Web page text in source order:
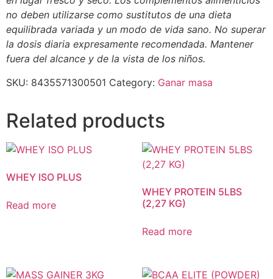
no deben utilizarse como sustitutos de una dieta
equilibrada variada y un modo de vida sano. No superar
la dosis diaria expresamente recomendada. Mantener
fuera del alcance y de la vista de los niños.
SKU: 8435571300501 Category: Ganar masa
Related products
WHEY ISO PLUS
Read more
WHEY PROTEIN 5LBS
(2,27 KG)
Read more